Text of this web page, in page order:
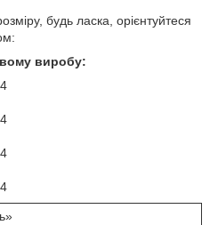
будь ласка, орієнтуйтеся
виробу: